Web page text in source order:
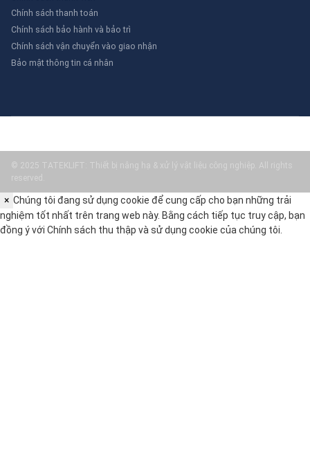
Chính sách thanh toán
Chính sách bảo hành và bảo trì
Chính sách vận chuyển vào giao nhận
Bảo mật thông tin cá nhân
© 2025 TATEKLIFT: Thiết bị nâng hạ & xử lý vật liệu công nghiệp. All rights
reserved.
× Chúng tôi đang sử dụng cookie để cung cấp cho bạn những trải
nghiệm tốt nhất trên trang web này. Bằng cách tiếp tục truy cập, bạn
đồng ý với Chính sách thu thập và sử dụng cookie của chúng tôi.